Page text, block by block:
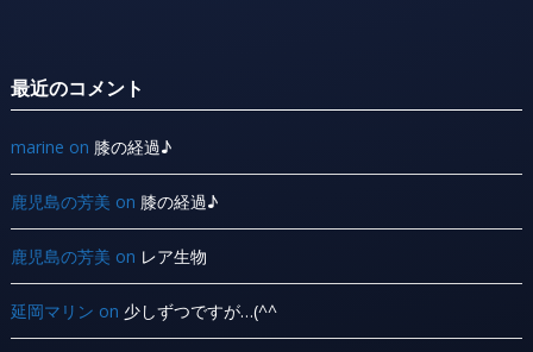
最近のコメント
marine on 膝の経過♪
鹿児島の芳美 on 膝の経過♪
鹿児島の芳美 on レア生物
延岡マリン on 少しずつですが…(^^ ゞ